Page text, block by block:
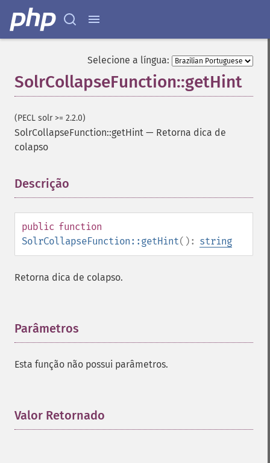
Selecione a língua:
SolrCollapseFunction::getHint
(PECL solr >= 2.2.0)
SolrCollapseFunction::getHint — Retorna dica de
colapso
Descrição
public function
SolrCollapseFunction::getHint(): string
Retorna dica de colapso.
Parâmetros
Esta função não possui parâmetros.
Valor Retornado